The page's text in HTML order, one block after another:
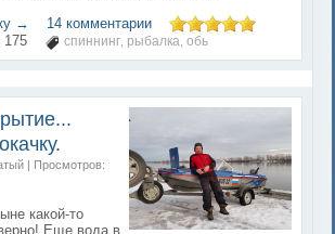
→
14 комментарии
175 спиннинг рыбалка ,обь
| Просмотров:
какой-то
Еще вода в